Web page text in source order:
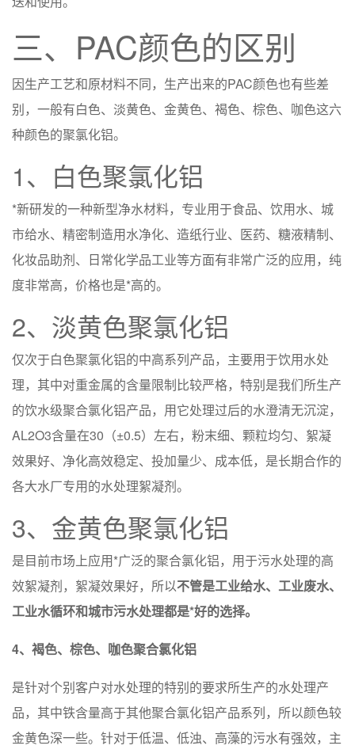
三、PAC颜色的区别
因生产工艺和原材料不同，生产出来的PAC颜色也有些差
别，一般有白色、淡黄色、金黄色、褐色、棕色、咖色这六
种颜色的聚氯化铝。​
1、白色聚氯化铝
*新研发的一种新型净水材料，专业用于食品、饮用水、城
市给水、精密制造用水净化、造纸行业、医药、糖液精制、
化妆品助剂、日常化学品工业等方面有非常广泛的应用，纯
度非常高，价格也是*高的。
2、淡黄色聚氯化铝
仅次于白色聚氯化铝的中高系列产品，主要用于饮用水处
理，其中对重金属的含量限制比较严格，特别是我们所生产
的饮水级聚合氯化铝产品，用它处理过后的水澄清无沉淀，
AL2O3含量在30（±0.5）左右，粉末细、颗粒均匀、絮凝
效果好、净化高效稳定、投加量少、成本低，是长期合作的
各大水厂专用的水处理絮凝剂。
3、金黄色聚氯化铝
是目前市场上应用*广泛的聚合氯化铝，用于污水处理的高
效絮凝剂，絮凝效果好，所以不管是工业给水、工业废水、
工业水循环和城市污水处理都是*好的选择。
4、褐色、棕色、咖色聚合氯化铝
是针对个别客户对水处理的特别的要求所生产的水处理产
品，其中铁含量高于其他聚合氯化铝产品系列，所以颜色较
金黄色深一些。针对于低温、低浊、高藻的污水有强效，主